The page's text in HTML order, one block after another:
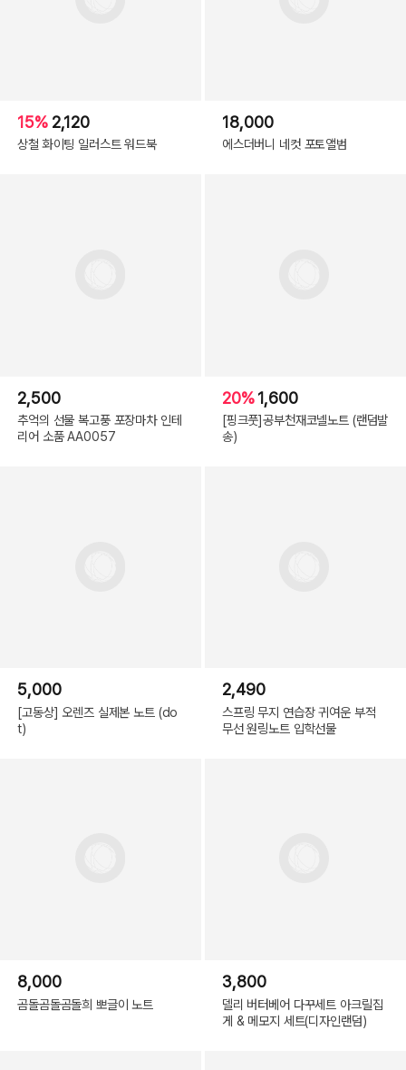
15% 2,120
상철 화이팅 일러스트 워드북
18,000
에스더버니 네컷 포토앨범
2,500
추억의 선물 복고풍 포장마차 인테
리어 소품 AA0057
20%1,600
[핑크풋]공부천재코넬노트 (랜덤발
송)
5,000
[고동상] 오렌즈 실제본 노트 (do
t)
2,490
스프링 무지 연습장 귀여운 부적
무선 원링노트 입학선물
8,000
곰돌곰돌곰돌희 뽀글이 노트
3,800
델리 버터베어 다꾸세트 아크릴집
게 & 메모지 세트(디자인랜덤)